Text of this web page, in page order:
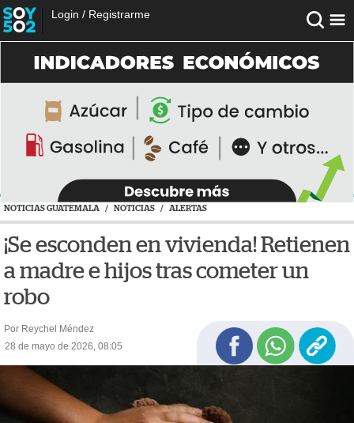
Login / Registrarme
NOTICIAS GUATEMALA / NOTICIAS / ALERTAS
¡Se esconden en vivienda! Retienen
a madre e hijos tras cometer un
robo
Por Reychel Méndez
28 de mayo de 2026, 08:05